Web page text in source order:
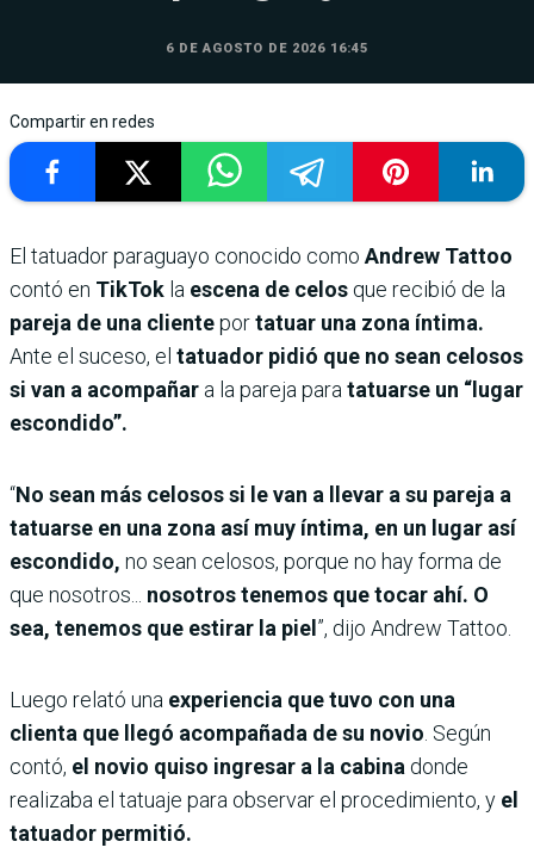
6 DE AGOSTO DE 2026 16:45
Compartir en redes
El tatuador paraguayo conocido como Andrew Tattoo
contó en TikTok la escena de celos que recibió de la
pareja de una clienteportatuar una zona íntima.
Ante el suceso, el tatuador pidió que no sean celosos
si van a acompañar a la pareja para tatuarse un “lugar
escondido”.
“No sean más celosos si le van a llevar a su pareja a
tatuarse en una zona así muy íntima, en un lugar así
escondido, no sean celosos, porque no hay forma de
que nosotros... nosotros tenemos que tocar ahí. O
sea, tenemos que estirar la piel ”, dijo Andrew Tattoo.
Luego relató una experiencia que tuvo con una
clienta que llegó acompañada de su novio . Según
contó, el novio quiso ingresar a la cabina donde
realizaba el tatuaje para observar el procedimiento, y el
tatuador permitió.